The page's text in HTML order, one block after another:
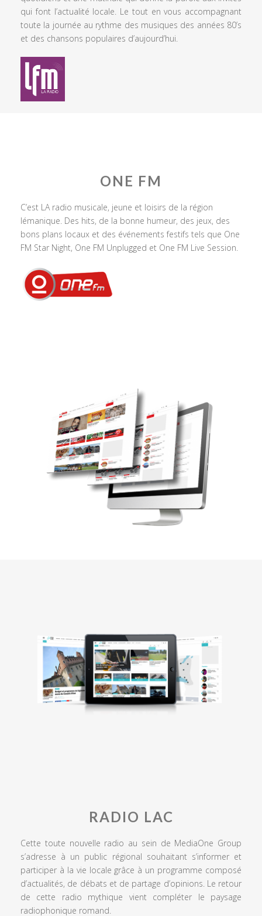
qui font l’actualité locale. Le tout en vous accompagnant
toute la journée au rythme des musiques des années 80’s
et des chansons populaires d’aujourd’hui.
ONE FM
C’est LA radio musicale, jeune et loisirs de la région
lémanique. Des hits, de la bonne humeur, des jeux, des
bons plans locaux et des événements festifs tels que One
FM Star Night, One FM Unplugged et One FM Live Session.
RADIO LAC
Cette toute nouvelle radio au sein de MediaOne Group
s’adresse à un public régional souhaitant s’informer et
participer à la vie locale grâce à un programme composé
d’actualités, de débats et de partage d’opinions. Le retour
de cette radio mythique vient compléter le paysage
radiophonique romand.